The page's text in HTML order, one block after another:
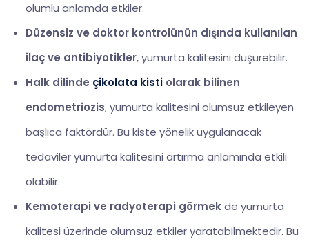
olumlu anlamda etkiler.
Düzensiz ve doktor kontrolünün dışında kullanılan
ilaç ve antibiyotikler, yumurta kalitesini düşürebilir.
Halk dilinde çikolata kisti olarak bilinen
endometriozis, yumurta kalitesini olumsuz etkileyen
başlıca faktördür. Bu kiste yönelik uygulanacak
tedaviler yumurta kalitesini artırma anlamında etkili
olabilir.
Kemoterapi ve radyoterapi görmekde yumurta
kalitesi üzerinde olumsuz etkiler yaratabilmektedir. Bu